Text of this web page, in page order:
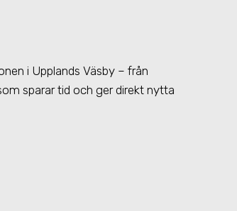
i Upplands Väsby – från
sparar tid och ger direkt nytta